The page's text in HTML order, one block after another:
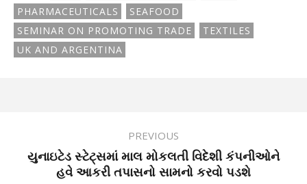
PHARMACEUTICALS
SEAFOOD
SEMINAR ON PROMOTING TRADE
TEXTILES
UK AND ARGENTINA
PREVIOUS
યુનાઇટેડ સ્ટેટ્સમાં માલ મોકલતી વિદેશી કંપનીઓને
હવે આકરી તપાસનો સામનો કરવો પડશે